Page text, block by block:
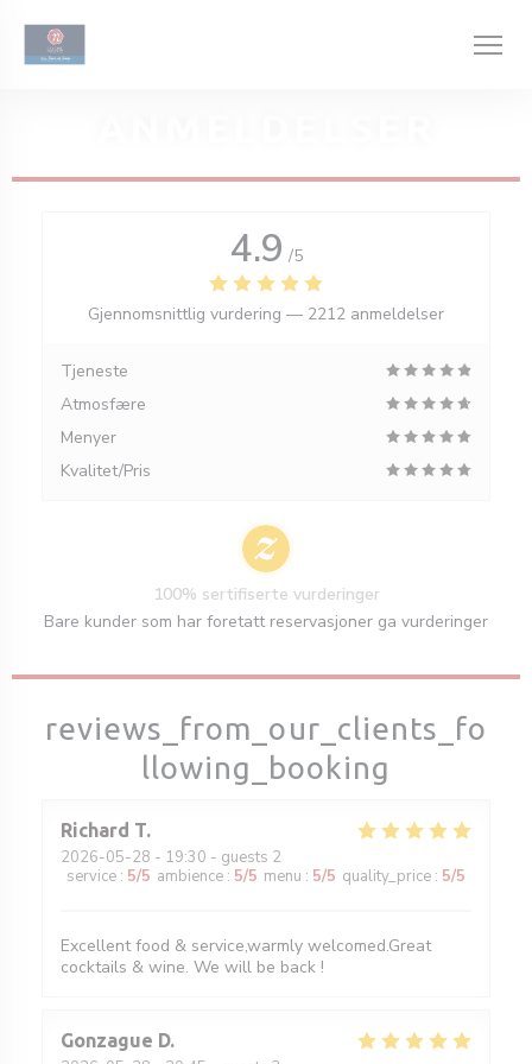
reviews_from_our_clients_fo
llowing_booking
Richard T
2026-05-28 - 19:30 - guests 2
service : 5/5 ambience : 5/5 menu : 5/5 quality_price : 5/5
Excellent food & service,warmly welcomed.Great
cocktails & wine. We will be back !
Gonzague D
4.9 /5
Gjennomsnittlig vurdering — 2212 anmeldelser
Tjeneste
Atmosfære
Menyer
Kvalitet/Pris
100% sertifiserte vurderinger
Bare kunder som har foretatt reservasjoner ga vurderinger